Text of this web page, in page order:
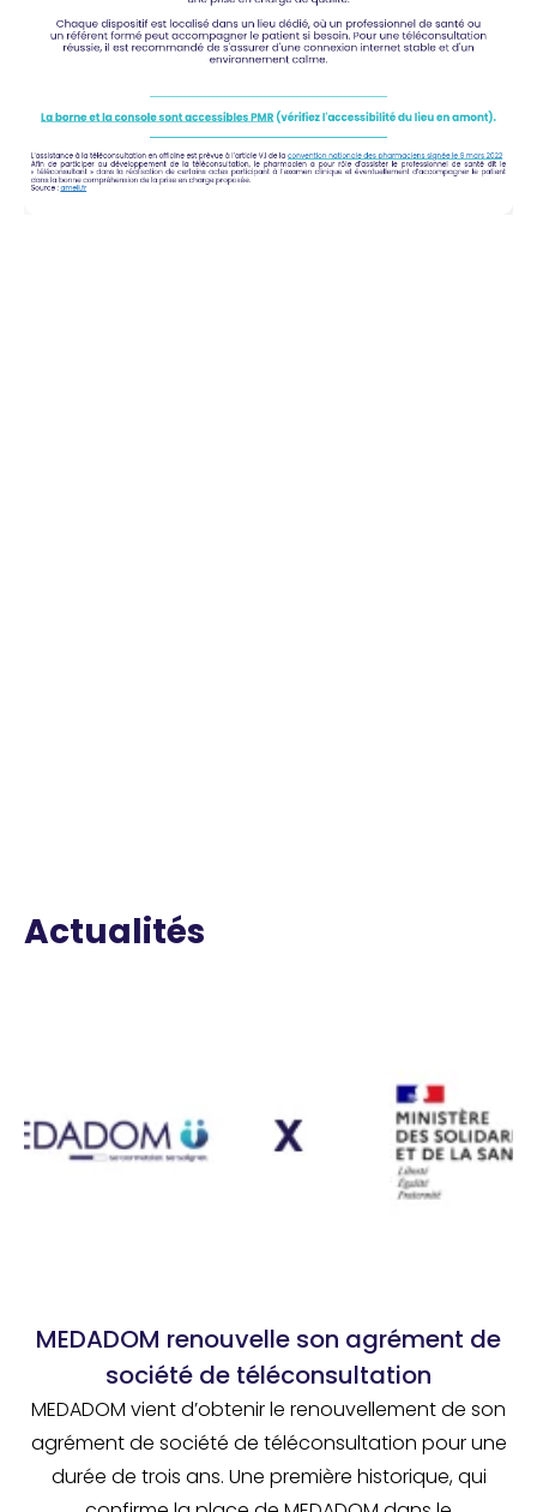
Actualités
MEDADOM renouvelle son agrément de
société de téléconsultation
MEDADOM vient d’obtenir le renouvellement de son
agrément de société de téléconsultation pour une
durée de trois ans. Une première historique, qui